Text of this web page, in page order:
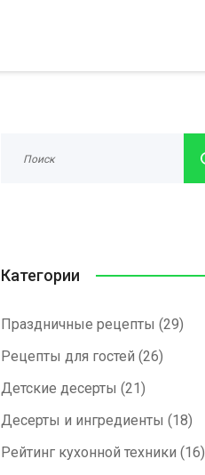
Категории
Праздничные рецепты (29)
Рецепты для гостей (26)
Детские десерты (21)
Десерты и ингредиенты (18)
Рейтинг кухонной техники (16)